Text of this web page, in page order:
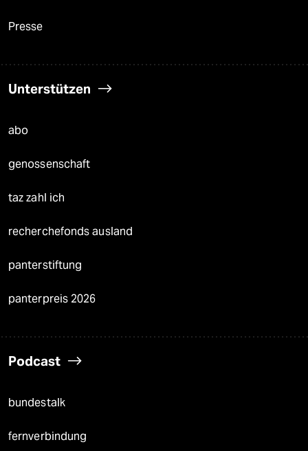
Presse
Unterstützen
abo
genossenschaft
taz zahl ich
recherchefonds ausland
panterstiftung
panterpreis 2026
Podcast
bundestalk
fernverbindung